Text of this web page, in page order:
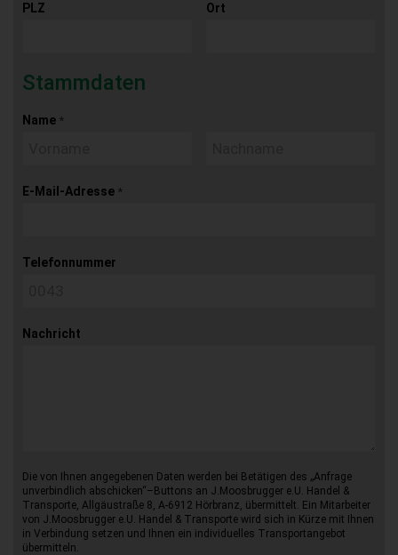
PLZ Ort
Stammdaten
Name *
E-Mail-Adresse *
Telefonnummer
Nachricht
Die von Ihnen angegebenen Daten werden bei Betätigen des „Anfrage
unverbindlich abschicken“–Buttons an J.Moosbrugger e.U. Handel &
Transporte, Allgäustraße 8, A-6912 Hörbranz, übermittelt. Ein Mitarbeiter
von J.Moosbrugger e.U. Handel & Transporte wird sich in Kürze mit Ihnen
in Verbindung setzen und Ihnen ein individuelles Transportangebot
übermitteln.